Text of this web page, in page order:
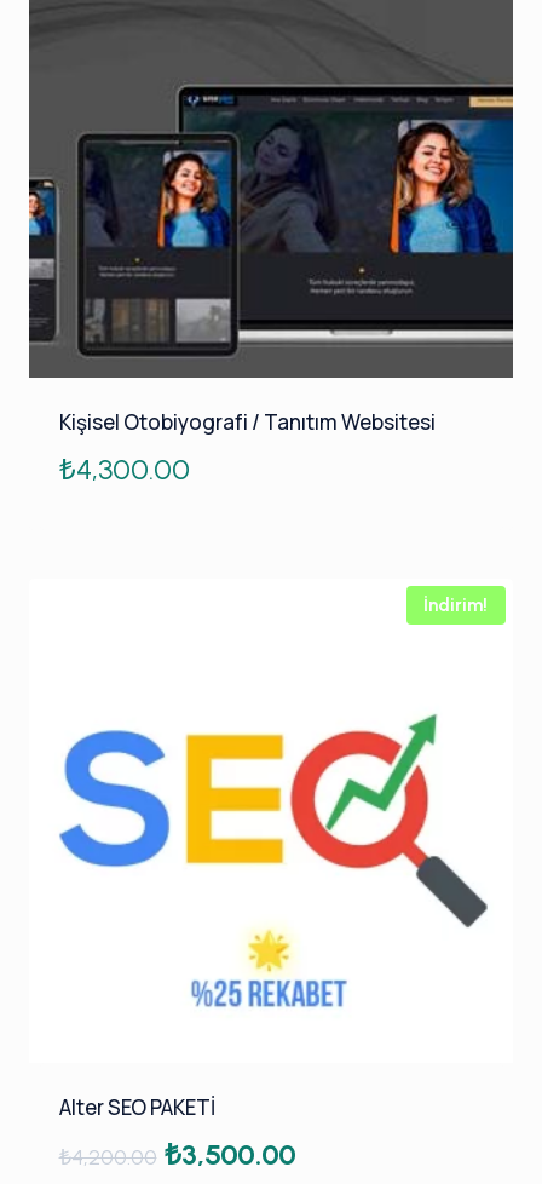
Kişisel Otobiyografi / Tanıtım Websitesi
₺4,300.00
İndirim!
Alter SEO PAKETİ
₺4,200.00 Orijinal
₺3,500.00Şu